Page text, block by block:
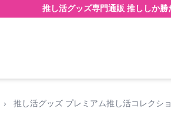
推し活グッズ専門通販 推ししか勝
› 推し活グッズ プレミアム推し活コレクシ